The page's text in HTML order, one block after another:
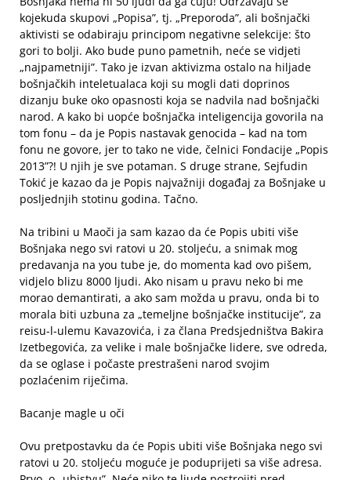
kojekuda skupovi „Popisa”, tj. „Preporoda”, ali bošnjački
aktivisti se odabiraju principom negativne selekcije: što
gori to bolji. Ako bude puno pametnih, neće se vidjeti
„najpametniji”. Tako je izvan aktivizma ostalo na hiljade
bošnjačkih inteletualaca koji su mogli dati doprinos
dizanju buke oko opasnosti koja se nadvila nad bošnjački
narod. A kako bi uopće bošnjačka inteligencija govorila na
tom fonu – da je Popis nastavak genocida – kad na tom
fonu ne govore, jer to tako ne vide, čelnici Fondacije „Popis
2013”?! U njih je sve potaman. S druge strane, Sejfudin
Tokić je kazao da je Popis najvažniji događaj za Bošnjake u
posljednjih stotinu godina. Tačno.
Na tribini u Maoči ja sam kazao da će Popis ubiti više
Bošnjaka nego svi ratovi u 20. stoljeću, a snimak mog
predavanja na you tube je, do momenta kad ovo pišem,
vidjelo blizu 8000 ljudi. Ako nisam u pravu neko bi me
morao demantirati, a ako sam možda u pravu, onda bi to
morala biti uzbuna za „temeljne bošnjačke institucije”, za
reisu-l-ulemu Kavazovića, i za člana Predsjedništva Bakira
Izetbegovića, za velike i male bošnjačke lidere, sve odreda,
da se oglase i počaste prestrašeni narod svojim
pozlaćenim riječima.
Bacanje magle u oči
Ovu pretpostavku da će Popis ubiti više Bošnjaka nego svi
ratovi u 20. stoljeću moguće je poduprijeti sa više adresa.